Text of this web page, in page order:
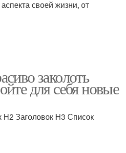
своей жизни, от
заколоть
для себя новые
H2 Заголовок H3 Список